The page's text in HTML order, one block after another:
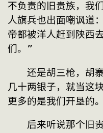
不负责的旧贵族，我
人旗兵也出面嘲讽道
帝都被洋人赶到陕西
们。”
还是胡三枪，胡寨
几十两银子，就当这
更多的是我们开垦的。
后来听说那个旧贵